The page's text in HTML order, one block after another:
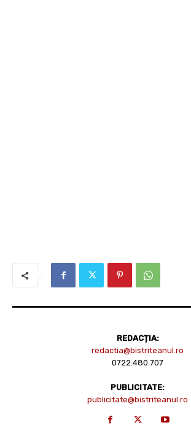
REDACȚIA:
redactia@bistriteanul.ro
0722.480.707
PUBLICITATE:
publicitate@bistriteanul.ro